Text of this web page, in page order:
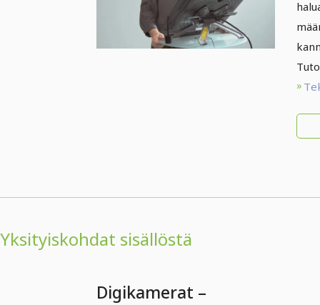
Yksityiskohdat sisällöstä
Digikamerat –